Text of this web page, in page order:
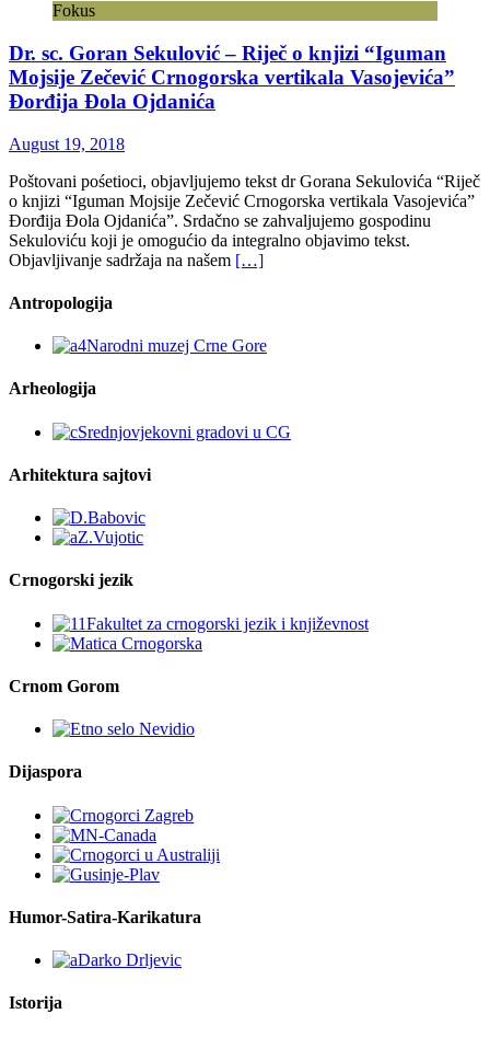
Fokus
Dr. sc. Goran Sekulović – Riječ o knjizi “Iguman
Mojsije Zečević Crnogorska vertikala Vasojevića”
Đorđija Đola Ojdanića
August 19, 2018
Poštovani pośetioci, objavljujemo tekst dr Gorana Sekulovića “Riječ
o knjizi “Iguman Mojsije Zečević Crnogorska vertikala Vasojevića”
Đorđija Đola Ojdanića”. Srdačno se zahvaljujemo gospodinu
Sekuloviću koji je omogućio da integralno objavimo tekst.
Objavljivanje sadržaja na našem […]
Antropologija
Arheologija
Arhitektura sajtovi
Crnogorski jezik
Crnom Gorom
Dijaspora
Humor-Satira-Karikatura
Istorija